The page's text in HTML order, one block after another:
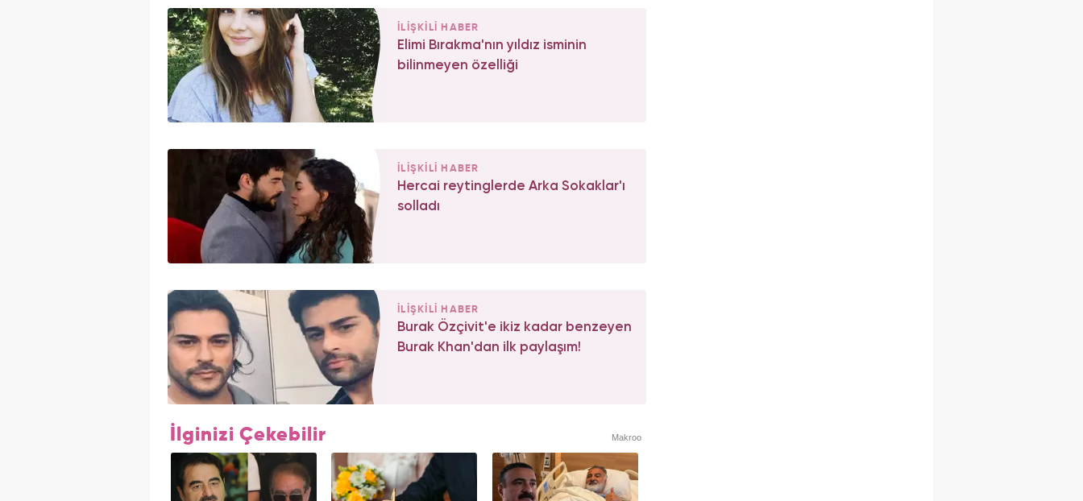
İLİŞKİLİ HABER
Elimi Bırakma'nın yıldız isminin
bilinmeyen özelliği
İLİŞKİLİ HABER
Hercai reytinglerde Arka Sokaklar'ı
solladı
İLİŞKİLİ HABER
Burak Özçivit'e ikiz kadar benzeyen
Burak Khan'dan ilk paylaşım!
İlginizi Çekebilir Makroo